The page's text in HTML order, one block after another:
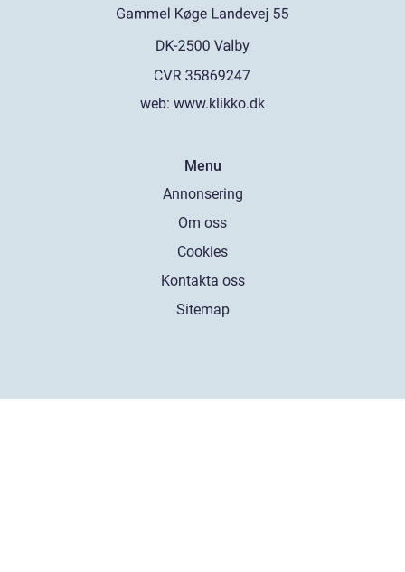
web: www.klikko.dk
Menu
Annonsering
Om oss
Cookies
Kontakta oss
Sitemap